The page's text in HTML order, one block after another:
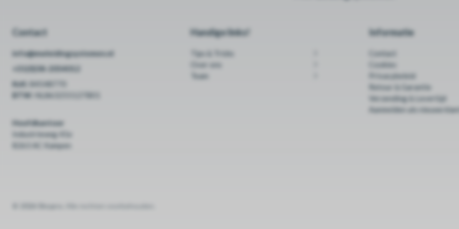
Contact
info@mwleidingsystemen.nl
+31(0)38-2054012
KvK:
84548770
BTW:
NL863255127B01
Hoofdkantoor
Industrieweg 41e
8263 AC Kampen
Handige links!
Tips & Tricks
Over ons
Team
Informatie
Contact
Cookies
Privacybeleid
Retour & Garantie
Verzending & Levertijd
Aanmelden als nieuwe
© 2026 Shopro.